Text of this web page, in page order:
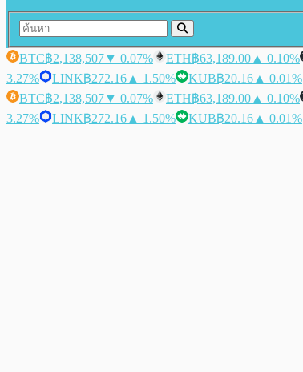
BTC฿2,138,507▼ 0.07% ETH฿63,189.00 ▲ 0.10%
3.27%
LINK฿272.16 ▲ 1.50% KUB฿20.16 ▲ 0.01%
BTC฿2,138,507▼ 0.07% ETH฿63,189.00 ▲ 0.10%
3.27%
LINK฿272.16 ▲ 1.50% KUB฿20.16 ▲ 0.01%